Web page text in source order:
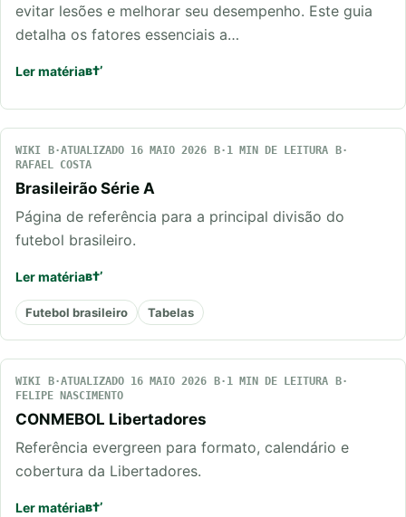
evitar lesões e melhorar seu desempenho. Este guia
detalha os fatores essenciais a…
Ler matéria
WIKI ATUALIZADO 16 MAIO 2026
1 MIN DE LEITURA
RAFAEL COSTA
Brasileirão Série A
Página de referência para a principal divisão do
futebol brasileiro.
Ler matéria
Futebol brasileiro Tabelas
WIKI ATUALIZADO 16 MAIO 2026
1 MIN DE LEITURA
FELIPE NASCIMENTO
CONMEBOL Libertadores
Referência evergreen para formato, calendário e
cobertura da Libertadores.
Ler matéria